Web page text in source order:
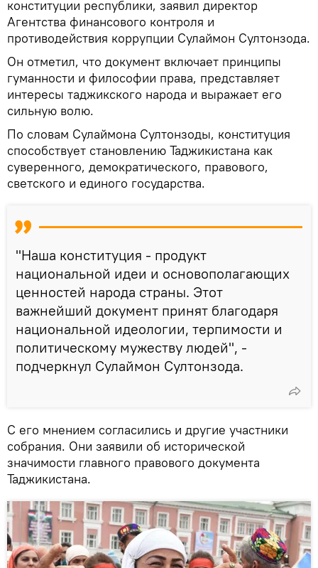
конституции республики, заявил директор
Агентства финансового контроля и
противодействия коррупции Сулаймон Султонзода.
Он отметил, что документ включает принципы
гуманности и философии права, представляет
интересы таджикского народа и выражает его
сильную волю.
По словам Сулаймона Султонзоды, конституция
способствует становлению Таджикистана как
суверенного, демократического, правового,
светского и единого государства.
"Наша конституция - продукт
национальной идеи и основополагающих
ценностей народа страны. Этот
важнейший документ принят благодаря
национальной идеологии, терпимости и
политическому мужеству людей", -
подчеркнул Сулаймон Султонзода.
С его мнением согласились и другие участники
собрания. Они заявили об исторической
значимости главного правового документа
Таджикистана.